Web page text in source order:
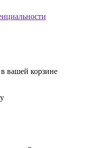
вашей корзине